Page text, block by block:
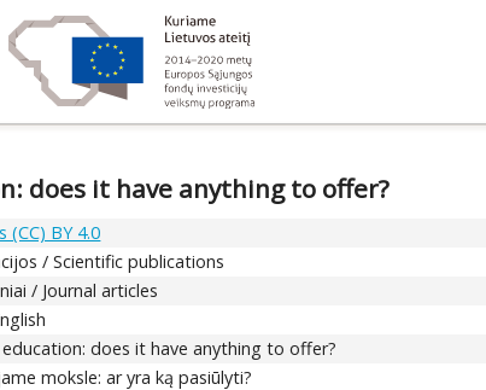
does it have anything to offer?
(CC) BY 4.0
/ Scientific publications
/ Journal articles
does it have anything to offer?
moksle: ar yra ką pasiūlyti?